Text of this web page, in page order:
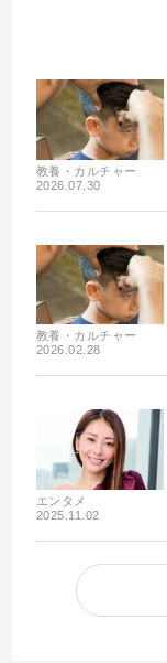
教養・カルチャー
2026.07.30
教養・カルチャー
2026.02.28
エンタメ
2025.11.02